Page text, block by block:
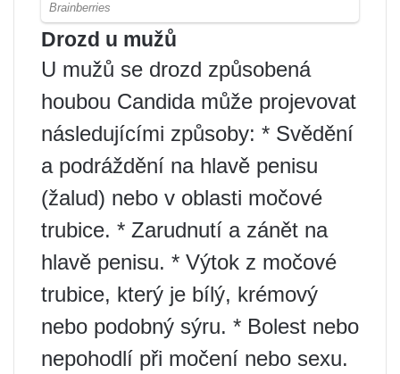
Drozd u mužů
U mužů se drozd způsobená
houbou Candida může projevovat
následujícími způsoby: * Svědění
a podráždění na hlavě penisu
(žalud) nebo v oblasti močové
trubice. * Zarudnutí a zánět na
hlavě penisu. * Výtok z močové
trubice, který je bílý, krémový
nebo podobný sýru. * Bolest nebo
nepohodlí při močení nebo sexu.